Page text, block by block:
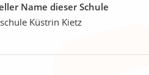
Name dieser Schule
Küstrin Kietz